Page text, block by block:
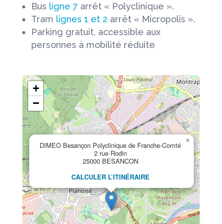
Bus ligne 7 arrêt « Polyclinique ».
Tram lignes 1 et 2 arrêt « Micropolis ».
Parking gratuit, accessible aux
personnes à mobilité réduite
DIMEO Besançon Polyclinique de Franche-Comté
2 rue Rodin
25000 BESANCON
CALCULER L’ITINÉRAIRE
×
+
−